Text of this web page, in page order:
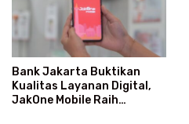
Bank Jakarta Buktikan
Kualitas Layanan Digital,
JakOne Mobile Raih